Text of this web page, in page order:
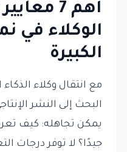
أهم 7
الوكلاء في
الكبيرة
مع انتقال وكلاء
البحث إلى النشر
يمكن تجاهله: كيف